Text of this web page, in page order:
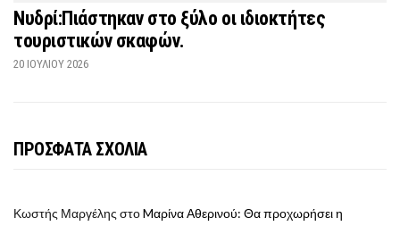
Νυδρί:Πιάστηκαν στο ξύλο οι ιδιοκτήτες
τουριστικών σκαφών.
20 ΙΟΥΛΊΟΥ 2026
ΠΡΟΣΦΑΤΑ ΣΧΟΛΙΑ
Κωστής Μαργέλης στοMαρίνα Αθερινού: Θα προχωρήσει η